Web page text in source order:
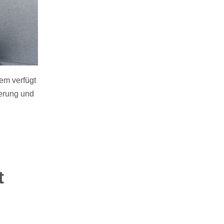
verfügt
und